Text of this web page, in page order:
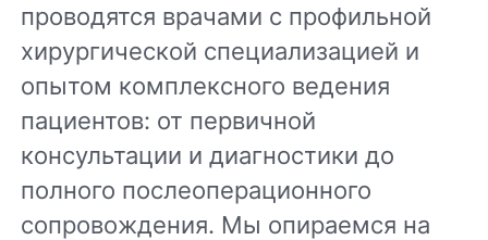
проводятся врачами с профильной
хирургической специализацией и
опытом комплексного ведения
пациентов: от первичной
консультации и диагностики до
полного послеоперационного
сопровождения. Мы опираемся на